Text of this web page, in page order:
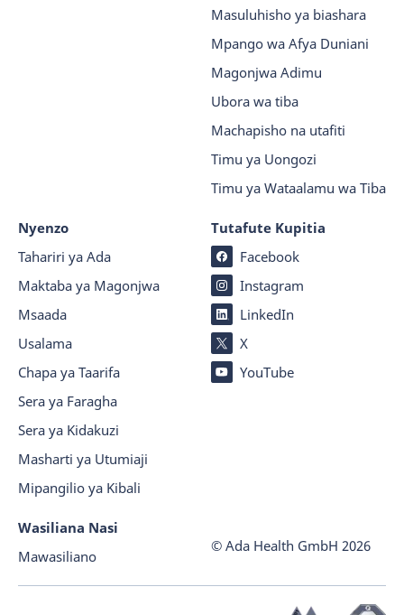
Masuluhisho ya biashara
Mpango wa Afya Duniani
Magonjwa Adimu
Ubora wa tiba
Machapisho na utafiti
Timu ya Uongozi
Timu ya Wataalamu wa Tiba
Nyenzo
Tahariri ya Ada
Maktaba ya Magonjwa
Msaada
Usalama
Chapa ya Taarifa
Sera ya Faragha
Sera ya Kidakuzi
Masharti ya Utumiaji
Mipangilio ya Kibali
Tutafute Kupitia
Facebook
Instagram
LinkedIn
X
YouTube
Wasiliana Nasi
Mawasiliano
© Ada Health GmbH 2026